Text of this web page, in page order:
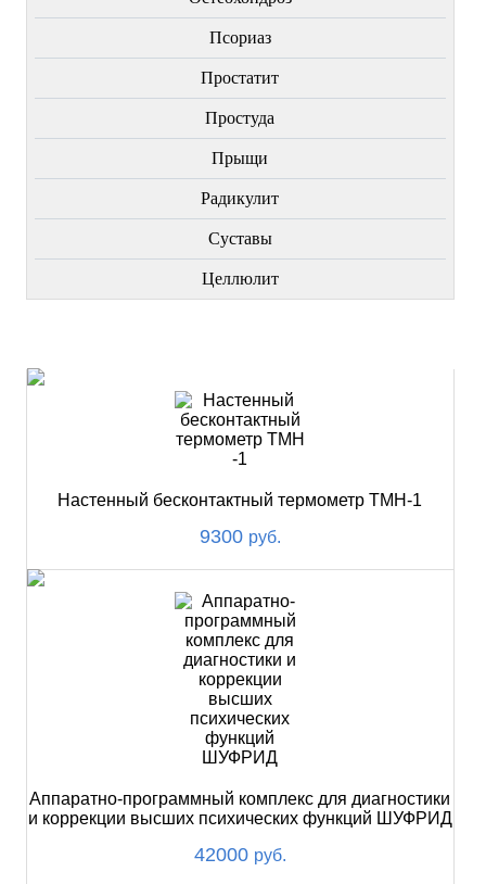
Пcориаз
Простатит
Простуда
Прыщи
Радикулит
Суставы
Целлюлит
Настенный бесконтактный термометр ТМН-1
9300 руб.
Аппаратно-программный комплекс для диагностики
и коррекции высших психических функций ШУФРИД
42000 руб.